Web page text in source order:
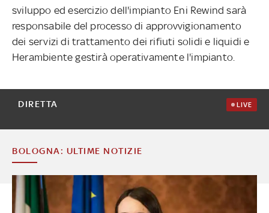
sviluppo ed esercizio dell'impianto Eni Rewind sarà
responsabile del processo di approvvigionamento
dei servizi di trattamento dei rifiuti solidi e liquidi e
Herambiente gestirà operativamente l'impianto.
DIRETTA LIVE
BOLOGNA: ULTIME NOTIZIE